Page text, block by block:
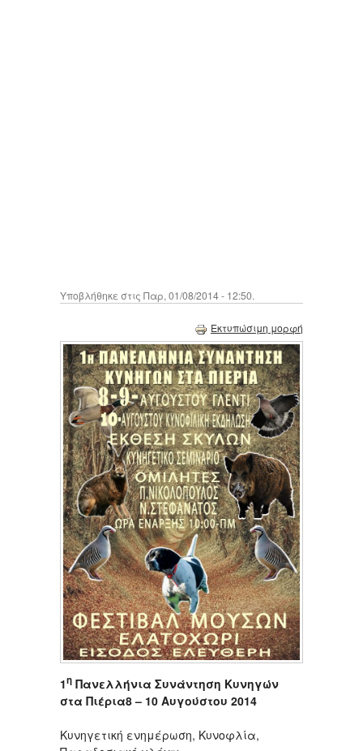
Υποβλήθηκε στις Παρ, 01/08/2014 - 12:50.
Εκτυπώσιμη μορφή
1η Πανελλήνια Συνάντηση Κυνηγών
στα Πιέρια8 – 10 Αυγούστου 2014
Κυνηγετική ενημέρωση, Κυνοφλία,